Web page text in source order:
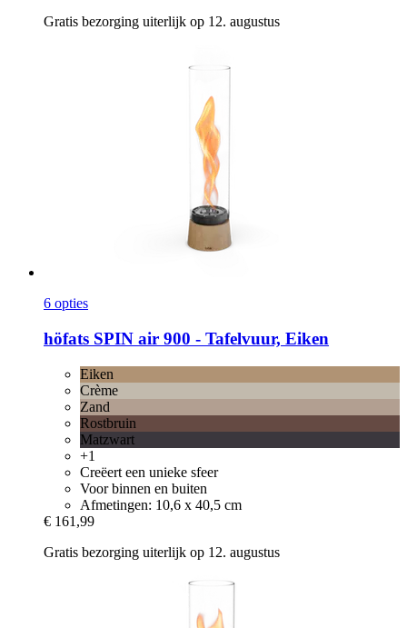
Gratis bezorging uiterlijk op 12. augustus
6 opties
höfats SPIN air 900 -​ Tafelvuur, Eiken
Eiken
Crème
Zand
Rostbruin
Matzwart
+1
Creëert een unieke sfeer
Voor binnen en buiten
Afmetingen: 10,6 x 40,5 cm
€ 161,99
Gratis bezorging uiterlijk op 12. augustus